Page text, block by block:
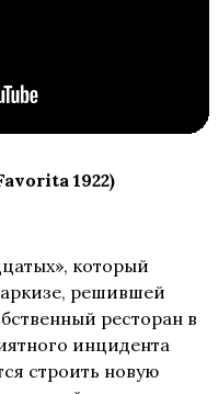
1922)
который
решившей
ресторан в
инцидента
строить новую